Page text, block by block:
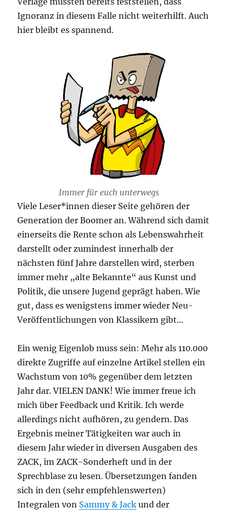
Ignoranz in diesem Falle nicht weiterhilft. Auch
hier bleibt es spannend.
Immer für euch unterwegs
Viele Leser*innen dieser Seite gehören der
Generation der Boomer an. Während sich damit
einerseits die Rente schon als Lebenswahrheit
darstellt oder zumindest innerhalb der
nächsten fünf Jahre darstellen wird, sterben
immer mehr „alte Bekannte“ aus Kunst und
Politik, die unsere Jugend geprägt haben. Wie
gut, dass es wenigstens immer wieder Neu-
Veröffentlichungen von Klassikern gibt…
Ein wenig Eigenlob muss sein: Mehr als 110.000
direkte Zugriffe auf einzelne Artikel stellen ein
Wachstum von 10% gegenüber dem letzten
Jahr dar. VIELEN DANK! Wie immer freue ich
mich über Feedback und Kritik. Ich werde
allerdings nicht aufhören, zu gendern. Das
Ergebnis meiner Tätigkeiten war auch in
diesem Jahr wieder in diversen Ausgaben des
ZACK, im ZACK-Sonderheft und in der
Sprechblase zu lesen. Übersetzungen fanden
sich in den (sehr empfehlenswerten)
Integralen von Sammy & Jack und der